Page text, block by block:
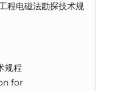
程电磁法勘探技术规
规程
for